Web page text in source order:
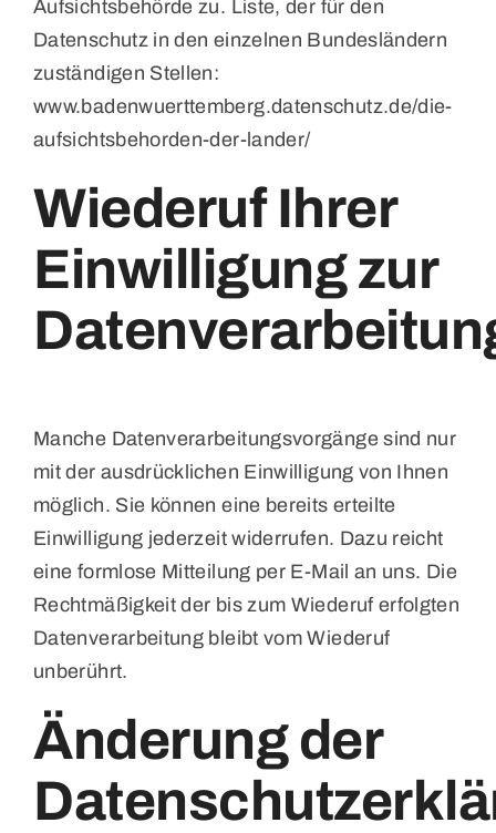
Aufsichtsbehörde zu. Liste, der für den
Datenschutz in den einzelnen Bundesländern
zuständigen Stellen:
www.badenwuerttemberg.datenschutz.de/die-
aufsichtsbehorden-der-lander/
Wiederuf Ihrer
Einwilligung zur
Manche Datenverarbeitungsvorgänge sind nur
mit der ausdrücklichen Einwilligung von Ihnen
möglich. Sie können eine bereits erteilte
Einwilligung jederzeit widerrufen. Dazu reicht
eine formlose Mitteilung per E-Mail an uns. Die
Rechtmäßigkeit der bis zum Wiederuf erfolgten
Datenverarbeitung bleibt vom Wiederuf
unberührt.
Änderung der